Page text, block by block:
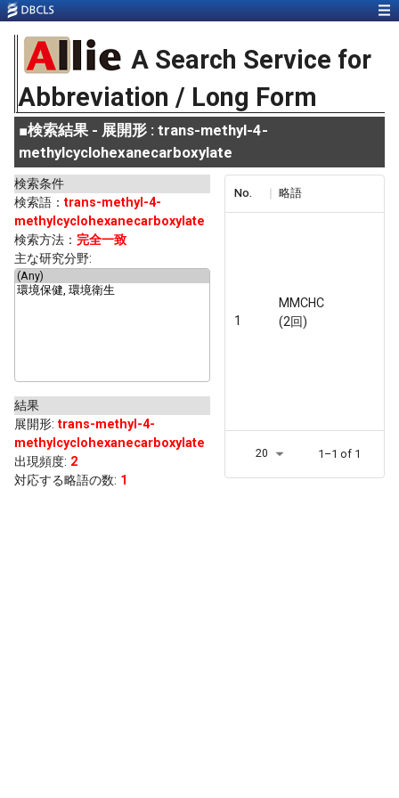
A Search Service for
Abbreviation / Long Form
■検索結果 - 展開形 : trans-methyl-4-
methylcyclohexanecarboxylate
検索条件
検索語：trans-methyl-4-
methylcyclohexanecarboxylate
検索方法： 完全一致
主な研究分野:
結果
展開形:trans-methyl-4-
methylcyclohexanecarboxylate
出現頻度: 2
対応する略語の数: 1
No. 略語
1
MMCHC
(2回)
20 1–1 of 1